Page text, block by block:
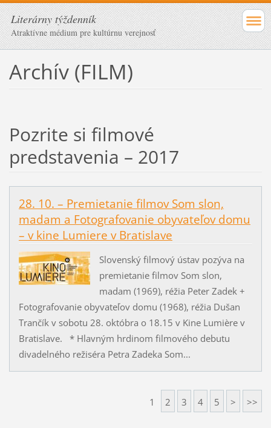
Literárny týždenník
Atraktívne médium pre kultúrnu verejnosť
Archív (FILM)
Pozrite si filmové
predstavenia – 2017
28. 10. – Premietanie filmov Som slon,
madam a Fotografovanie obyvateľov domu
– v kine Lumiere v Bratislave
Slovenský filmový ústav pozýva na
premietanie filmov Som slon,
madam (1969), réžia Peter Zadek +
Fotografovanie obyvateľov domu (1968), réžia Dušan
Trančík v sobotu 28. októbra o 18.15 v Kine Lumière v
Bratislave. * Hlavným hrdinom filmového debutu
divadelného režiséra Petra Zadeka Som...
1 2 3 4 5 > >>